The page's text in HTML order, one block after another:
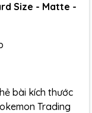
Size - Matte -
bài kích thước
Trading